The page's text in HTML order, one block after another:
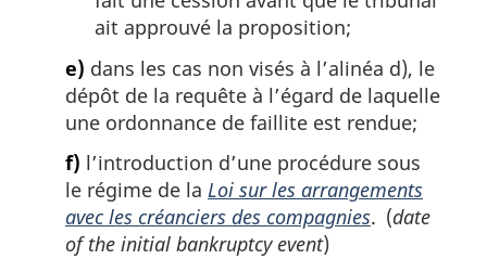
ait approuvé la proposition;
e) dans les cas non visés à l’alinéa d), le
dépôt de la requête à l’égard de laquelle
une ordonnance de faillite est rendue;
f) l’introduction d’une procédure sous
le régime de la Loi sur les arrangements
avec les créanciers des compagnies. (date
of the initial bankruptcy event)